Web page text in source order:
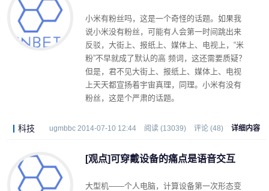
小米有粉丝吗，这是一个奇怪的话题。如果我
说小米没有粉丝，可能有人会第一时间跳出来
反驳，大街上、报纸上、媒体上、电视上，“米
粉”不早就成了默认的高 频词，这还需要质疑？
但是，君不见大街上、报纸上、媒体上、电视
上天天都宣扬着宇宙真理，同理。小米有没有
粉丝，这是个严肃的话题。
科技 ugmbbc 2014-07-10 12:44 阅读 (13039) 评论 (48) 详细内容
[观点]可穿戴设备的痛点是语音交互
大型机——个人电脑，计算设备第一次形态变